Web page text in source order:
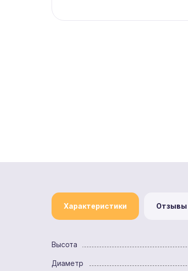
Характеристики Отзывы
Высота
Диаметр